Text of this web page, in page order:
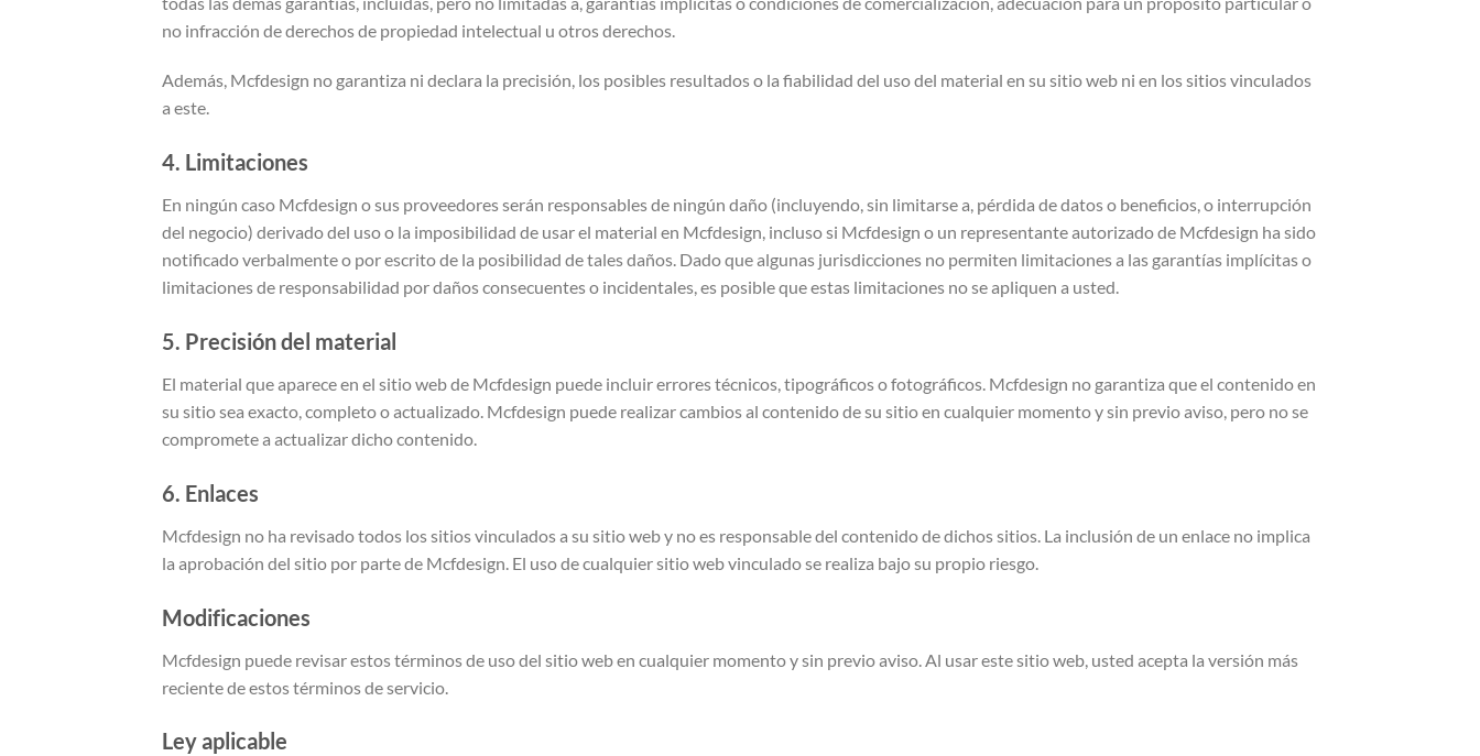
no infracción de derechos de propiedad intelectual u otros derechos.
Además, Mcfdesign no garantiza ni declara la precisión, los posibles resultados o la fiabilidad del uso del material en su sitio web ni en los sitios vinculados
a este.
4. Limitaciones
En ningún caso Mcfdesign o sus proveedores serán responsables de ningún daño (incluyendo, sin limitarse a, pérdida de datos o beneficios, o interrupción
del negocio) derivado del uso o la imposibilidad de usar el material en Mcfdesign, incluso si Mcfdesign o un representante autorizado de Mcfdesign ha sido
notificado verbalmente o por escrito de la posibilidad de tales daños. Dado que algunas jurisdicciones no permiten limitaciones a las garantías implícitas o
limitaciones de responsabilidad por daños consecuentes o incidentales, es posible que estas limitaciones no se apliquen a usted.
5. Precisión del material
El material que aparece en el sitio web de Mcfdesign puede incluir errores técnicos, tipográficos o fotográficos. Mcfdesign no garantiza que el contenido en
su sitio sea exacto, completo o actualizado. Mcfdesign puede realizar cambios al contenido de su sitio en cualquier momento y sin previo aviso, pero no se
compromete a actualizar dicho contenido.
6. Enlaces
Mcfdesign no ha revisado todos los sitios vinculados a su sitio web y no es responsable del contenido de dichos sitios. La inclusión de un enlace no implica
la aprobación del sitio por parte de Mcfdesign. El uso de cualquier sitio web vinculado se realiza bajo su propio riesgo.
Modificaciones
Mcfdesign puede revisar estos términos de uso del sitio web en cualquier momento y sin previo aviso. Al usar este sitio web, usted acepta la versión más
reciente de estos términos de servicio.
Ley aplicable